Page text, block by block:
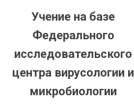
Учение на базе
Федерального
исследовательского
центра вирусологии и
микробиологии